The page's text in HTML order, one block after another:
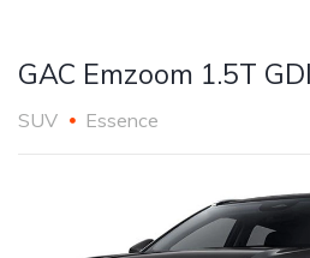
GAC Emzoom 1.5T
SUV Essence